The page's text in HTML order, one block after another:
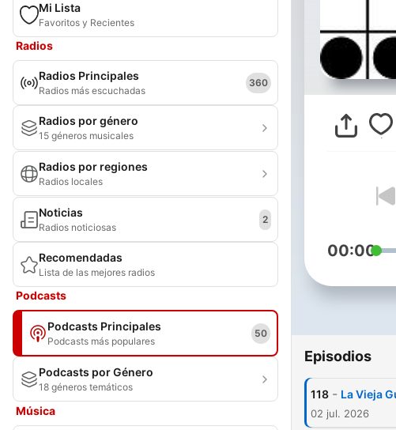
Mi Lista
Favoritos y Recientes
Radios
Radios Principales
Radios más escuchadas
360
Radios por género
15 géneros musicales
Radios por regiones
Radios locales
Noticias
Radios noticiosas
2
Recomendadas
Lista de las mejores radios
Podcasts
Podcasts Principales
Podcasts más populares
50
Podcasts por Género
18 géneros temáticos
Música
00:00
Episodios
118 - La Vieja
02 jul. 2026